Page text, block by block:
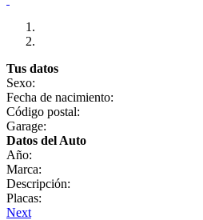
Tus datos
Sexo:
Fecha de nacimiento:
Código postal:
Garage:
Datos del Auto
Año:
Marca:
Descripción:
Placas:
Next